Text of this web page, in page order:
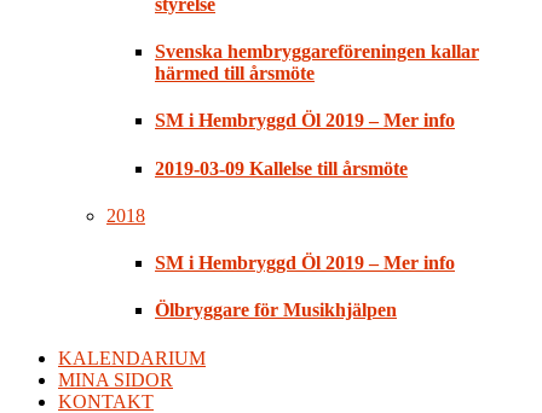
Svenska hembryggareföreningen kallar
härmed till årsmöte
SM i Hembryggd Öl 2019 – Mer info
2019-03-09 Kallelse till årsmöte
2018
SM i Hembryggd Öl 2019 – Mer info
Ölbryggare för Musikhjälpen
KALENDARIUM
MINA SIDOR
KONTAKT